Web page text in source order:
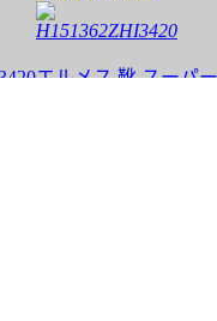
H151362ZHI3420
ルメス 靴 スーパーコ